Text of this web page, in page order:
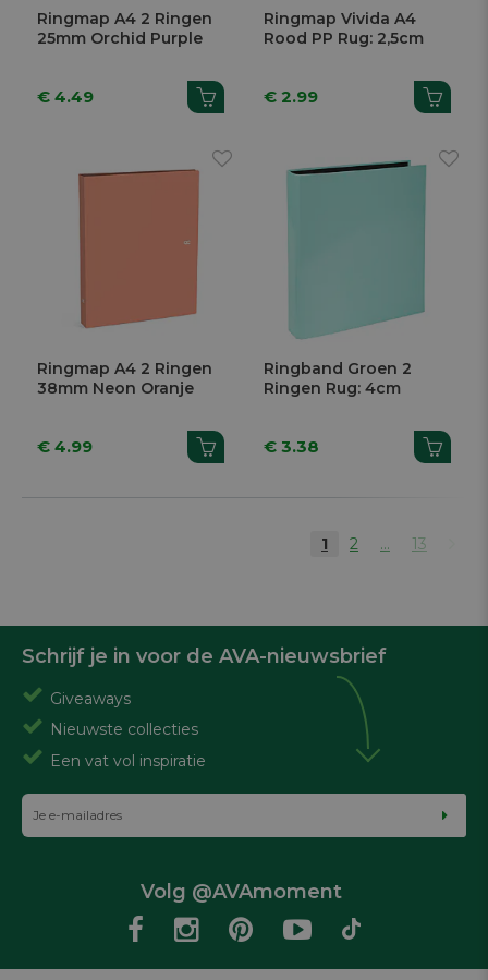
Ringmap A4 2 Ringen
25mm Orchid Purple
€ 4.49
Ringmap Vivida A4
Rood PP Rug: 2,5cm
€ 2.99
Ringmap A4 2 Ringen
38mm Neon Oranje
€ 4.99
Ringband Groen 2
Ringen Rug: 4cm
€ 3.38
1 2 ... 13
Schrijf je in voor de AVA-nieuwsbrief
Giveaways
Nieuwste collecties
Een vat vol inspiratie
Volg @AVAmoment